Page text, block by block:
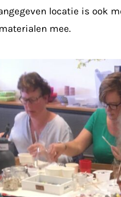
locatie is ook
mee.